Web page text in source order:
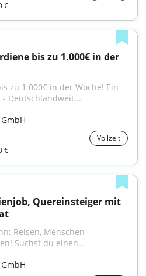
€
bis zu 1.000€ in der
zu 1.000€ in der Woche! Ein
Deutschlandweit...
Vollzeit
€
Quereinsteiger mit
Reisen, Menschen
Suchst du einen...